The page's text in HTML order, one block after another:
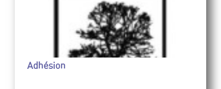
Adhésion